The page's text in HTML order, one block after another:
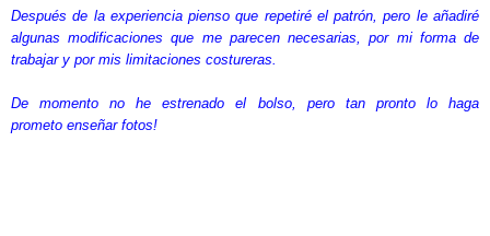
Después de la experiencia pienso que repetiré el patrón, pero le añadiré
algunas modificaciones que me parecen necesarias, por mi forma de
trabajar y por mis limitaciones costureras.
De momento no he estrenado el bolso, pero tan pronto lo haga
prometo enseñar fotos!